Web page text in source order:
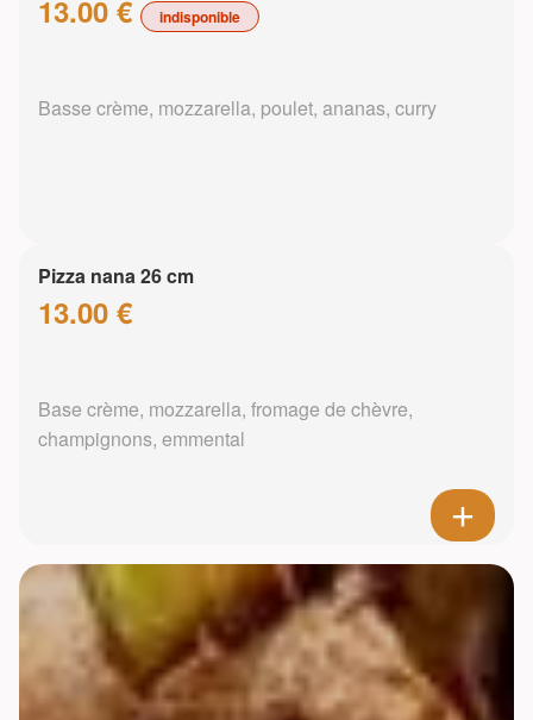
13.00 € indisponible
Basse crème, mozzarella, poulet, ananas, curry
Pizza nana 26 cm
13.00 €
Base crème, mozzarella, fromage de chèvre,
champignons, emmental